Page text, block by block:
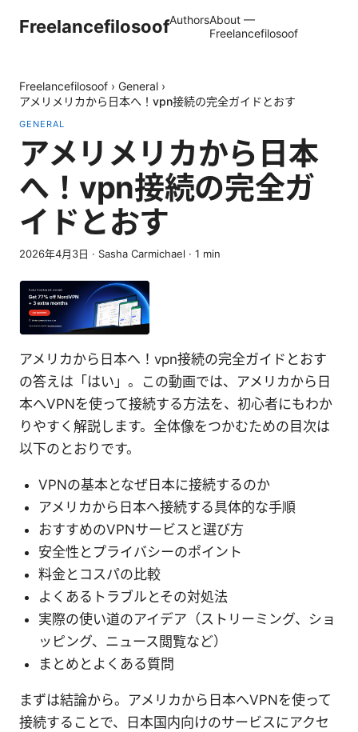
FreelancefilosoofAuthorsAbout —
Freelancefilosoof
Freelancefilosoof › General ›
アメリメリカから日本へ！vpn接続の完全ガイドとおす
GENERAL
アメリメリカから日本
へ！vpn接続の完全ガ
イドとおす
2026年4月3日 · Sasha Carmichael · 1 min
アメリカから日本へ！vpn接続の完全ガイドとおす
の答えは「はい」。この動画では、アメリカから日
本へVPNを使って接続する方法を、初心者にもわか
りやすく解説します。全体像をつかむための目次は
以下のとおりです。
VPNの基本となぜ日本に接続するのか
アメリカから日本へ接続する具体的な手順
おすすめのVPNサービスと選び方
安全性とプライバシーのポイント
料金とコスパの比較
よくあるトラブルとその対処法
実際の使い道のアイデア（ストリーミング、ショ
ッピング、ニュース閲覧など）
まとめとよくある質問
まずは結論から。アメリカから日本へVPNを使って
接続することで、日本国内向けのサービスにアクセ